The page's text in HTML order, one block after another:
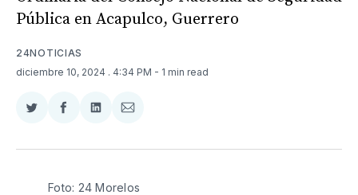
Pública en Acapulco, Guerrero
24NOTICIAS
diciembre 10, 2024 . 4:34 PM - 1 min read
Compartir
Twitter
Compartir
Facebook
Compartir
LinkedIn
Compartir
Email
Foto: 24 Morelos